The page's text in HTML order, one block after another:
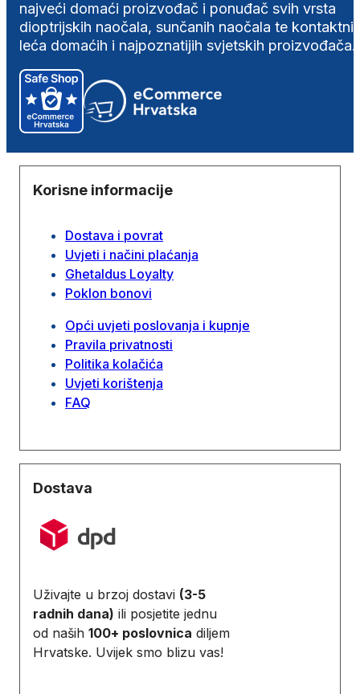
najveći domaći proizvođač i ponuđač svih vrsta
dioptrijskih naočala, sunčanih naočala te
leća domaćih i najpoznatijih svjetskih proizvođača.
Korisne informacije
Dostava i povrat
Uvjeti i načini plaćanja
Ghetaldus Loyalty
Poklon bonovi
Opći uvjeti poslovanja i kupnje
Pravila privatnosti
Politika kolačića
Uvjeti korištenja
FAQ
Dostava
Uživajte u brzoj dostavi (3-5
radnih dana) ili posjetite jednu
od naših 100+ poslovnica diljem
Hrvatske. Uvijek smo blizu vas!